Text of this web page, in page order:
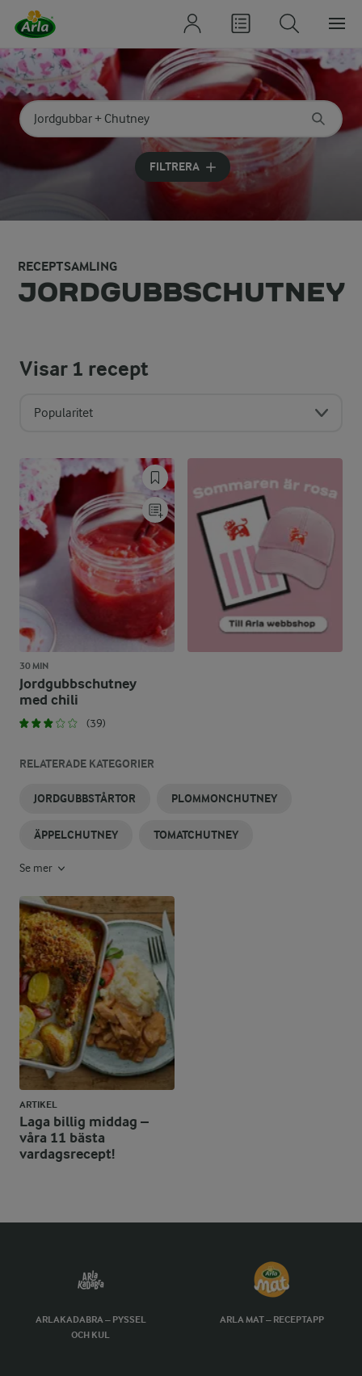
Sök på kategori eller ingrediens
Skriv in sökord för att få förslag
FILTRERA
RECEPTSAMLING
JORDGUBBSCHUTNEY
Visar1 recept
Popularitet
30 MIN
Jordgubbschutney
med chili
(39)
RELATERADE KATEGORIER
JORDGUBBSTÅRTOR PLOMMONCHUTNEY
ÄPPELCHUTNEY TOMATCHUTNEY
Se mer
ARTIKEL
Laga billig middag –
våra 11 bästa
vardagsrecept!
ARLAKADABRA – PYSSEL
OCH KUL
ARLA MAT – RECEPTAPP